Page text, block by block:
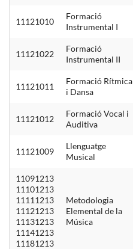
11121010
Formació
Instrumental I
11121022
Formació
Instrumental II
11121011
Formació Rítmica
i Dansa
11121012
Formació Vocal i
Auditiva
11121009
Llenguatge
Musical
11091213
11101213
11111213
11121213
11131213
11141213
11181213
Metodologia
Elemental de la
Música